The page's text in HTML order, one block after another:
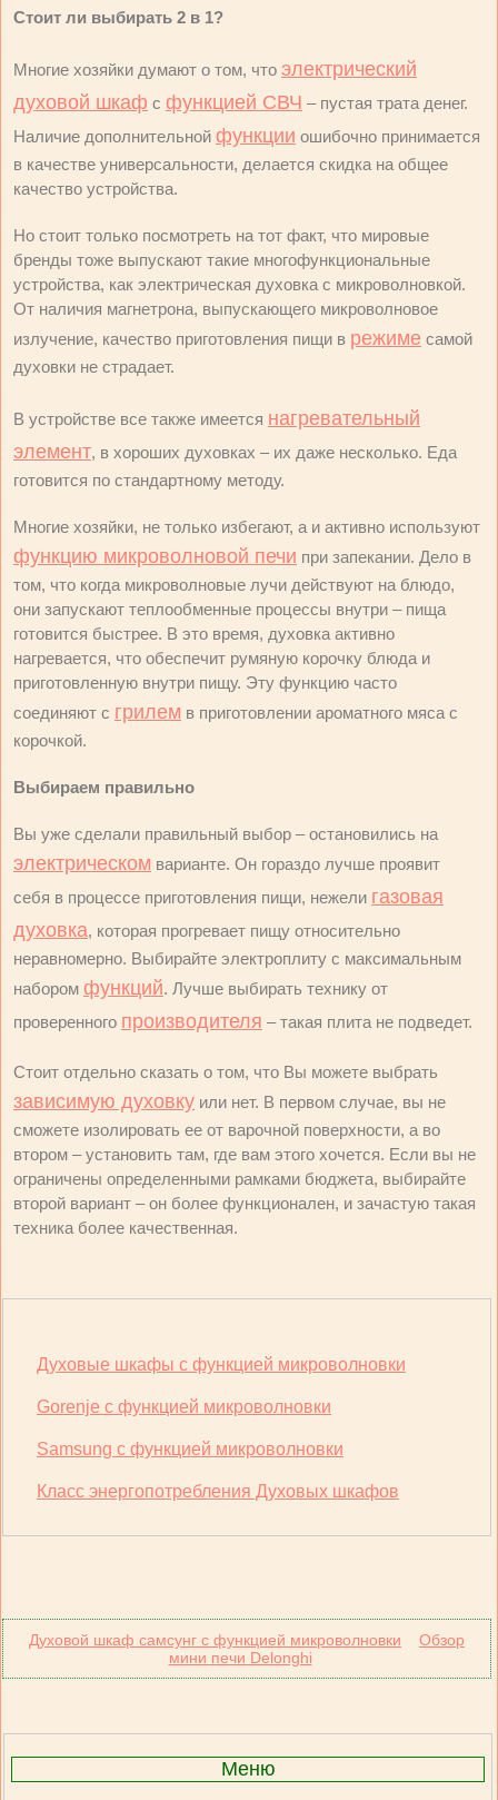
Стоит ли выбирать 2 в 1?
Многие хозяйки думают о том, что электрический
духовой шкаф с функцией СВЧ – пустая трата денег.
Наличие дополнительной функции ошибочно принимается
в качестве универсальности, делается скидка на общее
качество устройства.
Но стоит только посмотреть на тот факт, что мировые
бренды тоже выпускают такие многофункциональные
устройства, как электрическая духовка с микроволновкой.
От наличия магнетрона, выпускающего микроволновое
излучение, качество приготовления пищи в режиме самой
духовки не страдает.
В устройстве все также имеется нагревательный
элемент, в хороших духовках – их даже несколько. Еда
готовится по стандартному методу.
Многие хозяйки, не только избегают, а и активно используют
функцию микроволновой печи при запекании. Дело в
том, что когда микроволновые лучи действуют на блюдо,
они запускают теплообменные процессы внутри – пища
готовится быстрее. В это время, духовка активно
нагревается, что обеспечит румяную корочку блюда и
приготовленную внутри пищу. Эту функцию часто
соединяют с грилем в приготовлении ароматного мяса с
корочкой.
Выбираем правильно
Вы уже сделали правильный выбор – остановились на
электрическом варианте. Он гораздо лучше проявит
себя в процессе приготовления пищи, нежели газовая
духовка, которая прогревает пищу относительно
неравномерно. Выбирайте электроплиту с максимальным
набором функций. Лучше выбирать технику от
проверенного производителя – такая плита не подведет.
Стоит отдельно сказать о том, что Вы можете выбрать
зависимую духовку или нет. В первом случае, вы не
сможете изолировать ее от варочной поверхности, а во
втором – установить там, где вам этого хочется. Если вы не
ограничены определенными рамками бюджета, выбирайте
второй вариант – он более функционален, и зачастую такая
техника более качественная.
Духовые шкафы с функцией микроволновки
Gorenje с функцией микроволновки
Samsung с функцией микроволновки
Класс энергопотребления Духовых шкафов
Духовой шкаф самсунг с функцией микроволновки
Обзор
мини печи Delonghi
Меню